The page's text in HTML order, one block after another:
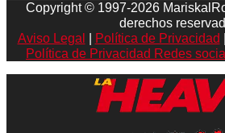
Copyright © 1997-2026
derechos
Aviso Legal
Política de Privacidad
Política de Privacidad Redes